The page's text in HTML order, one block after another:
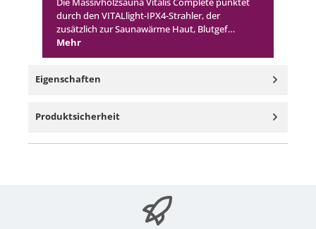
durch den VITALlight-IPX4-Strahler, der
zusätzlich zur Saunawärme Haut, Blutgef…
Mehr
Eigenschaften
Produktsicherheit